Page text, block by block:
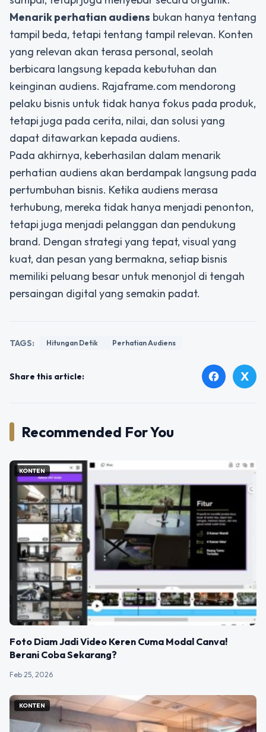
Menarik perhatian audiens bukan hanya tentang
tampil beda, tetapi tentang tampil relevan. Konten
yang relevan akan terasa personal, seolah
berbicara langsung kepada kebutuhan dan
keinginan audiens. Rajaframe.com mendorong
pelaku bisnis untuk tidak hanya fokus pada produk,
tetapi juga pada cerita, nilai, dan solusi yang
dapat ditawarkan kepada audiens.
Pada akhirnya, keberhasilan dalam menarik
perhatian audiens akan berdampak langsung pada
pertumbuhan bisnis. Ketika audiens merasa
terhubung, mereka tidak hanya menjadi penonton,
tetapi juga menjadi pelanggan dan pendukung
brand. Dengan strategi yang tepat, visual yang
kuat, dan pesan yang bermakna, setiap bisnis
memiliki peluang besar untuk menonjol di tengah
persaingan digital yang semakin padat.
TAGS: Hitungan Detik Perhatian Audiens
Share this article: facebook X
Recommended For You
KONTEN
Foto Diam Jadi Video Keren Cuma Modal Canva!
Berani Coba Sekarang?
Feb 25, 2026
KONTEN